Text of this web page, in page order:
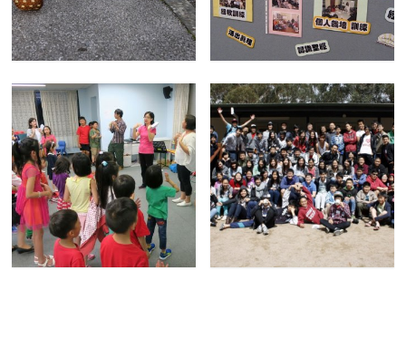
宣教 培訓中心